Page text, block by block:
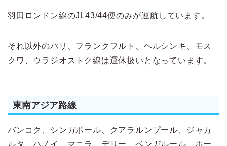
羽田ロンドン線のJL43/44便のみが運航しています。
それ以外のパリ、フランクフルト、ヘルシンキ、モス
クワ、ウラジオストク線は運休扱いとなっています。
東南アジア路線
バンコク、シンガポール、クアラルンプール、ジャカ
ルタ、ハノイ、マニラ、デリー、ベンガルール、ホー